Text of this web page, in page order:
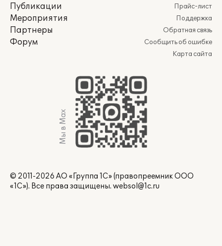
Публикации
Мероприятия
Партнеры
Форум
Прайс-лист
Поддержка
Обратная связь
Сообщить об ошибке
Карта сайта
Мы в Max
© 2011-2026 АО «Группа 1С» (правопреемник ООО
«1С»). Все права защищены. websol@1c.ru